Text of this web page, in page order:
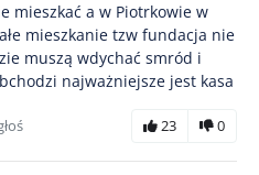
mieszkać a w Piotrkowie w
mieszkanie tzw fundacja nie
muszą wdychać smród i
najważniejsze jest kasa
23 0